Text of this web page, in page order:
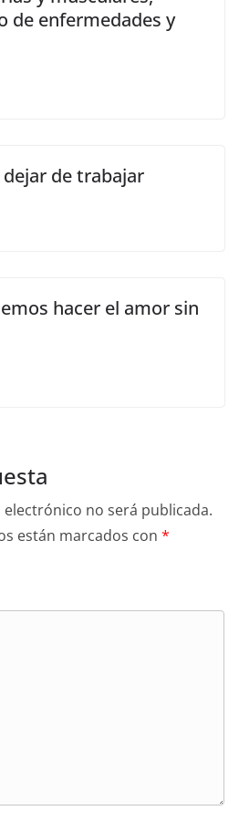
de enfermedades y
de trabajar
hacer el amor sin
no será publicada.
están marcados con *